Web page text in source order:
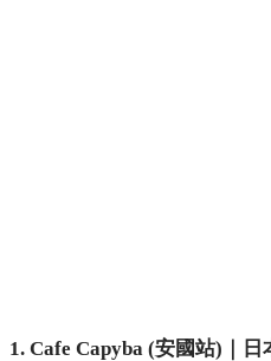
1. Cafe Capyba (安國站)｜